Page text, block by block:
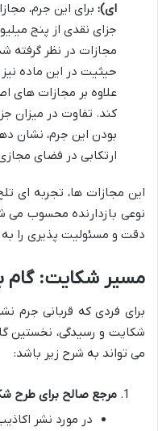
ای): برای این جرم،
جزای نقدی از پنج
مجازات در نظر گرفته
حیثیت در این ماده
علاوه بر مجازات های
کند. تفاوت در میزان
بودن این جرم، نشان
ارتکابی در فضای
این مجازات ها، تجربه ای
نوعی بازدارنده محسوب می
دقت و مسئولیت پذیری را به
مسیر شکایت: گام
برای فردی که قربانی جرم
شکایت و رسیدگی، نخستین
می تواند به شرح زیر باشد:
مرجع صالح برای طرح